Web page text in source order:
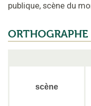
publique, scène du
ORTHOGRAPHE
scène